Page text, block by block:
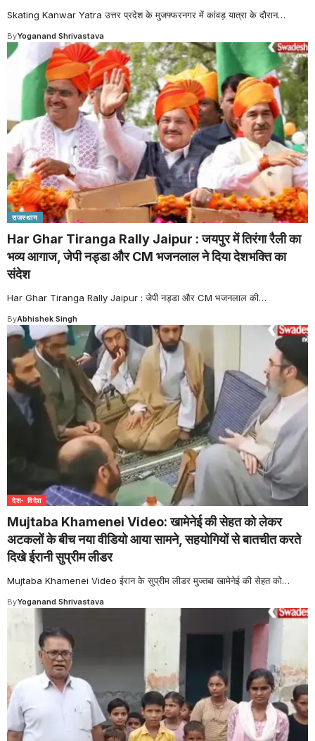
Skating Kanwar Yatra उत्तर प्रदेश के मुजफ्फरनगर में कांवड़ यात्रा के दौरान…
ByYoganand Shrivastava
राजस्थान
Har Ghar Tiranga Rally Jaipur : जयपुर में तिरंगा रैली का
भव्य आगाज, जेपी नड्डा और CM भजनलाल ने दिया देशभक्ति का
संदेश
Har Ghar Tiranga Rally Jaipur : जेपी नड्डा और CM भजनलाल की…
ByAbhishek Singh
देश- विदेश
Mujtaba Khamenei Video: खामेनेई की सेहत को लेकर
अटकलों के बीच नया वीडियो आया सामने, सहयोगियों से बातचीत करते
दिखे ईरानी सुप्रीम लीडर
Mujtaba Khamenei Video ईरान के सुप्रीम लीडर मुज्तबा खामेनेई की सेहत को…
ByYoganand Shrivastava